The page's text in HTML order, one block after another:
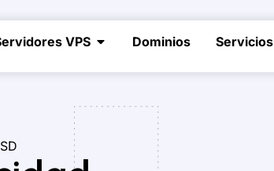
VPS Dominios Servicios